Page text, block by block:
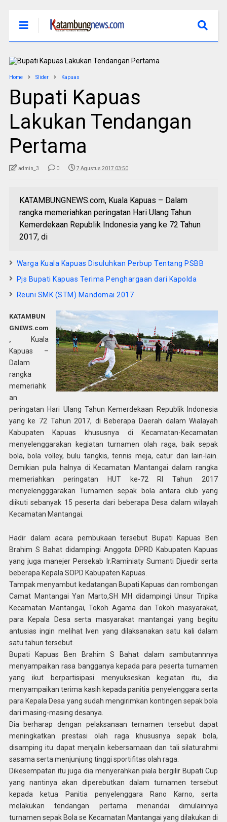
Home Slider Kapuas
Bupati Kapuas
Lakukan Tendangan
Pertama
admin_3 0 7 Agustus 2017 03:50
KATAMBUNGNEWS.com, Kuala Kapuas – Dalam
rangka memeriahkan peringatan Hari Ulang Tahun
Kemerdekaan Republik Indonesia yang ke 72 Tahun
2017, di
Warga Kuala Kapuas Disuluhkan Perbup Tentang PSBB
Pjs Bupati Kapuas Terima Penghargaan dari Kapolda
Reuni SMK (STM) Mandomai 2017
KATAMBUN
GNEWS.com
,
Kuala
Kapuas –
Dalam
rangka
memeriahk
an
peringatan Hari Ulang Tahun Kemerdekaan Republik Indonesia
yang ke 72 Tahun 2017, di Beberapa Daerah dalam Wialayah
Kabupaten Kapuas khususnya di Kecamatan-Kecamatan
menyelenggarakan kegiatan turnamen olah raga, baik sepak
bola, bola volley, bulu tangkis, tennis meja, catur dan lain-lain.
Demikian pula halnya di Kecamatan Mantangai dalam rangka
memeriahkan peringatan HUT ke-72 RI Tahun 2017
menyelengggarakan Turnamen sepak bola antara club yang
diikuti sebanyak 15 peserta dari beberapa Desa dalam wilayah
Kecamatan Mantangai.
Hadir dalam acara pembukaan tersebut Bupati Kapuas Ben
Brahim S Bahat didampingi Anggota DPRD Kabupaten Kapuas
yang juga manejer Persekab Ir.Raminiaty Sumanti Djuedir serta
beberapa Kepala SOPD Kabupaten Kapuas.
Tampak menyambut kedatangan Bupati Kapuas dan rombongan
Camat Mantangai Yan Marto,SH MH didampingi Unsur Tripika
Kecamatan Mantangai, Tokoh Agama dan Tokoh masyarakat,
para Kepala Desa serta masyarakat mantangai yang begitu
antusias ingin melihat Iven yang dilaksanakan satu kali dalam
satu tahun tersebut.
Bupati Kapuas Ben Brahim S Bahat dalam sambutannnya
menyampaikan rasa bangganya kepada para peserta turnamen
yang ikut berpartisipasi menyukseskan kegiatan itu, dia
menyampaikan terima kasih kepada panitia penyelenggara serta
para Kepala Desa yang sudah mengirimkan kontingen sepak bola
dari masing-masing desanya.
Dia berharap dengan pelaksanaan ternamen tersebut dapat
meningkatkan prestasi olah raga khususnya sepak bola,
disamping itu dapat menjalin kebersamaan dan tali silaturahmi
sasama serta menjunjung tinggi sportifitas olah raga.
Dikesempatan itu juga dia menyerahkan piala bergilir Bupati Cup
yang nantinya akan diperebutkan dalam turnamen tersebut
kepada ketua Panitia penyelenggara Rano Karno, serta
melakukan tendangan pertama menandai dimulainnya
turnamen sepak Bola se Kecamatan Mantangai yang dilakukan di